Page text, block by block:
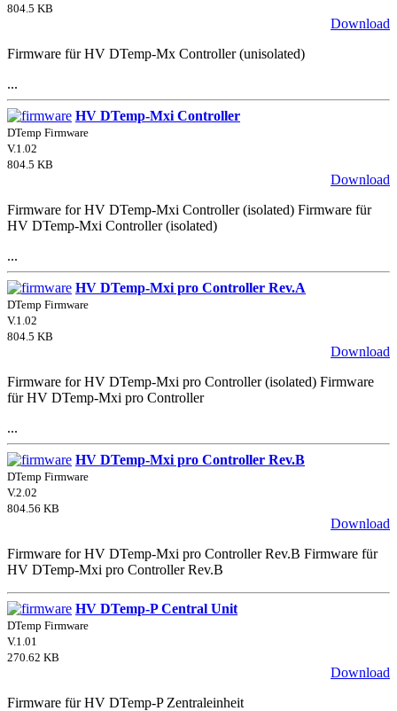
804.5 KB
Download
Firmware für HV DTemp-Mx Controller (unisolated)
...
HV DTemp-Mxi Controller
DTemp Firmware
V.1.02
804.5 KB
Download
Firmware for HV DTemp-Mxi Controller (isolated) Firmware für
HV DTemp-Mxi Controller (isolated)
...
HV DTemp-Mxi pro Controller Rev.A
DTemp Firmware
V.1.02
804.5 KB
Download
Firmware for HV DTemp-Mxi pro Controller (isolated) Firmware
für HV DTemp-Mxi pro Controller
...
HV DTemp-Mxi pro Controller Rev.B
DTemp Firmware
V.2.02
804.56 KB
Download
Firmware for HV DTemp-Mxi pro Controller Rev.B Firmware für
HV DTemp-Mxi pro Controller Rev.B
HV DTemp-P Central Unit
DTemp Firmware
V.1.01
270.62 KB
Download
Firmware für HV DTemp-P Zentraleinheit